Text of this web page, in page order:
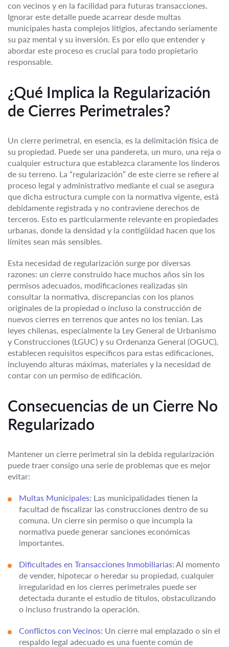
con vecinos y en la facilidad para futuras transacciones.
Ignorar este detalle puede acarrear desde multas
municipales hasta complejos litigios, afectando seriamente
su paz mental y su inversión. Es por ello que entender y
abordar este proceso es crucial para todo propietario
responsable.
¿Qué Implica la Regularización
de Cierres Perimetrales?
Un cierre perimetral, en esencia, es la delimitación física de
su propiedad. Puede ser una pandereta, un muro, una reja o
cualquier estructura que establezca claramente los linderos
de su terreno. La “regularización” de este cierre se refiere al
proceso legal y administrativo mediante el cual se asegura
que dicha estructura cumple con la normativa vigente, está
debidamente registrada y no contraviene derechos de
terceros. Esto es particularmente relevante en propiedades
urbanas, donde la densidad y la contigüidad hacen que los
límites sean más sensibles.
Esta necesidad de regularización surge por diversas
razones: un cierre construido hace muchos años sin los
permisos adecuados, modificaciones realizadas sin
consultar la normativa, discrepancias con los planos
originales de la propiedad o incluso la construcción de
nuevos cierres en terrenos que antes no los tenían. Las
leyes chilenas, especialmente la Ley General de Urbanismo
y Construcciones (LGUC) y su Ordenanza General (OGUC),
establecen requisitos específicos para estas edificaciones,
incluyendo alturas máximas, materiales y la necesidad de
contar con un permiso de edificación.
Consecuencias de un Cierre No
Regularizado
Mantener un cierre perimetral sin la debida regularización
puede traer consigo una serie de problemas que es mejor
evitar:
Multas Municipales: Las municipalidades tienen la
facultad de fiscalizar las construcciones dentro de su
comuna. Un cierre sin permiso o que incumpla la
normativa puede generar sanciones económicas
importantes.
Dificultades en Transacciones Inmobiliarias: Al momento
de vender, hipotecar o heredar su propiedad, cualquier
irregularidad en los cierres perimetrales puede ser
detectada durante el estudio de títulos, obstaculizando
o incluso frustrando la operación.
Conflictos con Vecinos: Un cierre mal emplazado o sin el
respaldo legal adecuado es una fuente común de